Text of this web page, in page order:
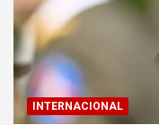
INTERNACIONAL